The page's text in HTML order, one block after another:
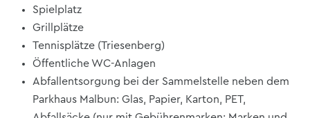
Spielplatz
Grillplätze
Tennisplätze (Triesenberg)
Öffentliche WC-Anlagen
Abfallentsorgung bei der Sammelstelle neben dem
Parkhaus Malbun: Glas, Papier, Karton, PET,